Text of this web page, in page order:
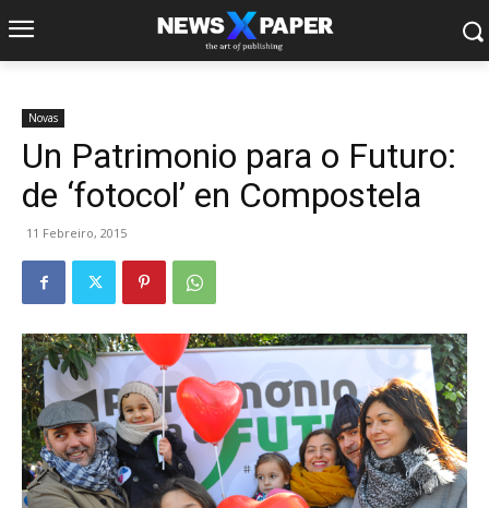
Novas
Un Patrimonio para o Futuro:
de ‘fotocol’ en Compostela
11 Febreiro, 2015